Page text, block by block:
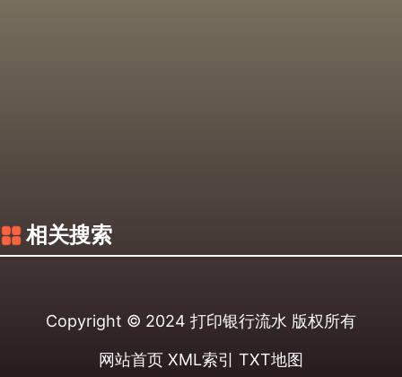
相关搜索
Copyright © 2024 打印银行流水 版权所有
网站首页 XML索引 TXT地图